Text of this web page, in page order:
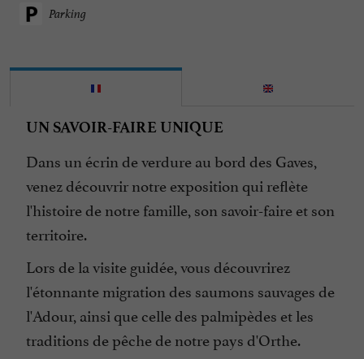
Parking
UN SAVOIR-FAIRE UNIQUE
Dans un écrin de verdure au bord des Gaves,
venez découvrir notre exposition qui reflète
l'histoire de notre famille, son savoir-faire et son
territoire.
Lors de la visite guidée, vous découvrirez
l'étonnante migration des saumons sauvages de
l'Adour, ainsi que celle des palmipèdes et les
traditions de pêche de notre pays d'Orthe.